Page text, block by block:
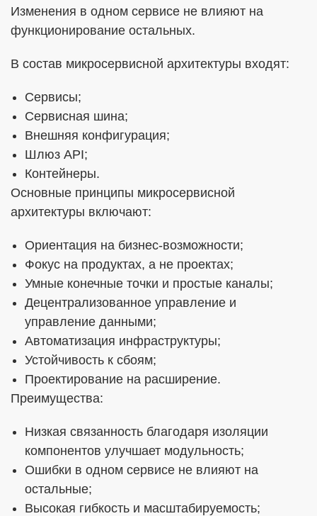
Изменения в одном сервисе не влияют на
функционирование остальных.
В состав микросервисной архитектуры входят:
Сервисы;
Сервисная шина;
Внешняя конфигурация;
Шлюз API;
Контейнеры.
Основные принципы микросервисной
архитектуры включают:
Ориентация на бизнес-возможности;
Фокус на продуктах, а не проектах;
Умные конечные точки и простые каналы;
Децентрализованное управление и
управление данными;
Автоматизация инфраструктуры;
Устойчивость к сбоям;
Проектирование на расширение.
Преимущества:
Низкая связанность благодаря изоляции
компонентов улучшает модульность;
Ошибки в одном сервисе не влияют на
остальные;
Высокая гибкость и масштабируемость;